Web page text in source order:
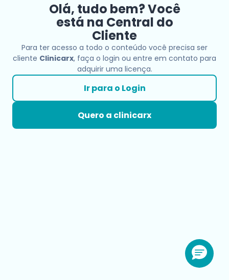
Olá, tudo bem? Você
está na Central do
Cliente
Para ter acesso a todo o conteúdo você precisa ser
cliente Clinicarx, faça o login ou entre em contato para
adquirir uma licença.
Ir para o Login
Quero a clinicarx